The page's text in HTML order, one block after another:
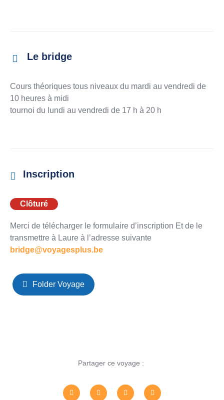
Le bridge
Cours théoriques tous niveaux du mardi au vendredi de
10 heures à midi
tournoi du lundi au vendredi de 17 h à 20 h
Inscription
Clôturé
Merci de télécharger le formulaire d’inscription Et de le
transmettre à Laure à l’adresse suivante
bridge@voyagesplus.be
Folder Voyage
Partager ce voyage :